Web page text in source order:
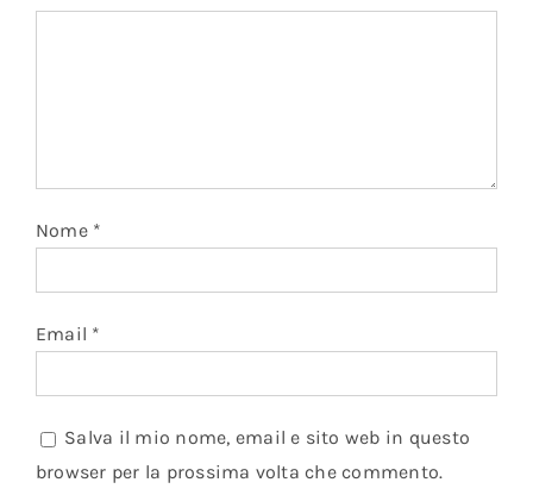
Nome *
Email *
Salva il mio nome, email e sito web in questo
browser per la prossima volta che commento.